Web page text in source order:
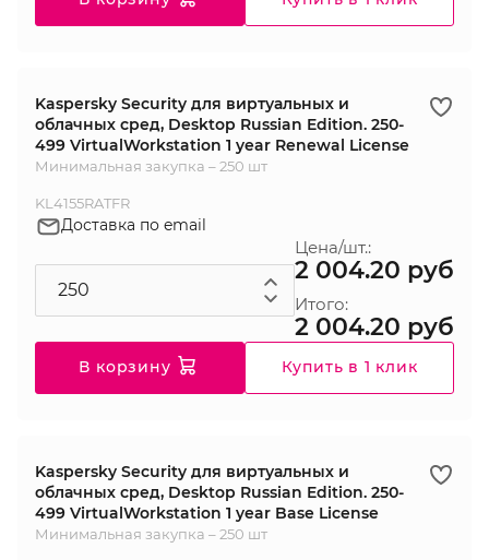
Kaspersky Security для виртуальных и
облачных сред, Desktop Russian Edition. 250-
499 VirtualWorkstation 1 year Renewal License
Минимальная закупка – 250 шт
KL4155RATFR
Доставка по email
Цена/шт.:
2 004.20 руб
Итого:
2 004.20 руб
В корзину Купить в 1 клик
Kaspersky Security для виртуальных и
облачных сред, Desktop Russian Edition. 250-
499 VirtualWorkstation 1 year Base License
Минимальная закупка – 250 шт